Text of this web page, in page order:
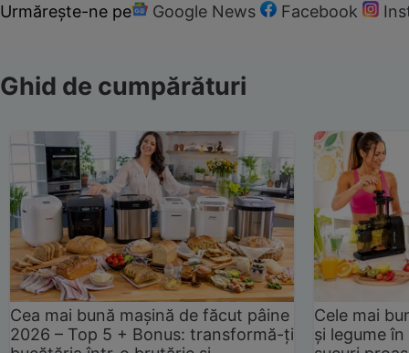
Urmărește-ne pe Google News Facebook
Ghid de cumpărături
Cea mai bună mașină de făcut pâine
2026 – Top 5 + Bonus: transformă-ți
Cele mai
și legume